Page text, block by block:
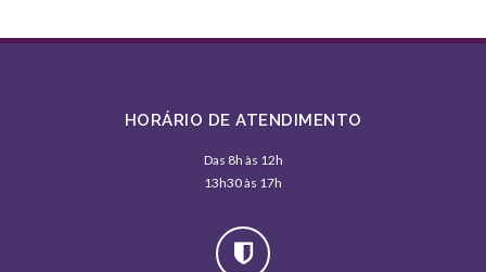
HORÁRIO DE ATENDIMENTO
Das 8h às 12h
13h30 às 17h